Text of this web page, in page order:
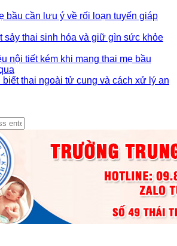
bầu cần lưu ý về rối loạn tuyến giáp
sảy thai sinh hóa và giữ gìn sức khỏe
nội tiết kém khi mang thai mẹ bầu
biết thai ngoài tử cung và cách xử lý an